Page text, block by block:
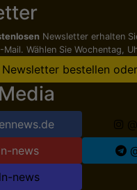
Newsletter erhalten
Wählen Sie Wochentag,
bestellen
news
news